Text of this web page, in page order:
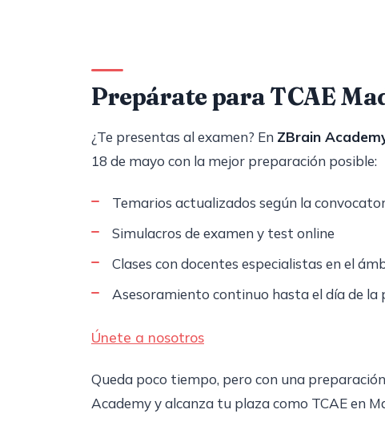
Prepárate para TCAE
¿Te presentas al examen? En ZBrain
18 de mayo con la mejor preparación posible:
Temarios actualizados según la
Simulacros de examen y test online
Clases con docentes especialistas en el
Asesoramiento continuo hasta el día de la
Únete a nosotros
Queda poco tiempo, pero con una
Academy y alcanza tu plaza como TCAE en